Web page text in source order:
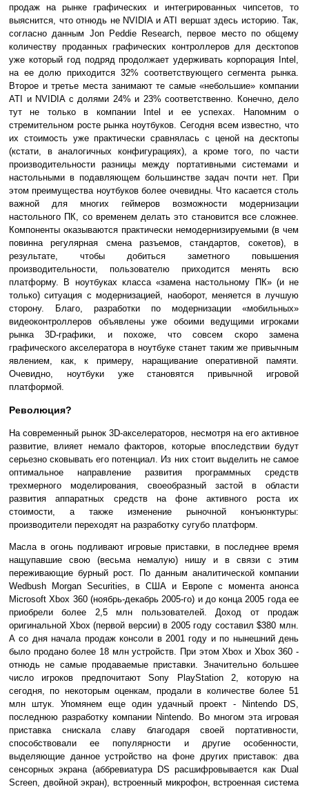
продаж на рынке графических и интегрированных чипсетов, то
выяснится, что отнюдь не NVIDIA и ATI вершат здесь историю. Так,
согласно данным Jon Peddie Research, первое место по общему
количеству проданных графических контроллеров для десктопов
уже который год подряд продолжает удерживать корпорация Intel,
на ее долю приходится 32% соответствующего сегмента рынка.
Второе и третье места занимают те самые «небольшие» компании
ATI и NVIDIA с долями 24% и 23% соответственно. Конечно, дело
тут не только в компании Intel и ее успехах. Напомним о
стремительном росте рынка ноутбуков. Сегодня всем известно, что
их стоимость уже практически сравнялась с ценой на десктопы
(кстати, в аналогичных конфигурациях), а кроме того, по части
производительности разницы между портативными системами и
настольными в подавляющем большинстве задач почти нет. При
этом преимущества ноутбуков более очевидны. Что касается столь
важной для многих геймеров возможности модернизации
настольного ПК, со временем делать это становится все сложнее.
Компоненты оказываются практически немодернизируемыми (в чем
повинна регулярная смена разъемов, стандартов, сокетов), в
результате, чтобы добиться заметного повышения
производительности, пользователю приходится менять всю
платформу. В ноутбуках класса «замена настольному ПК» (и не
только) ситуация с модернизацией, наоборот, меняется в лучшую
сторону. Благо, разработки по модернизации «мобильных»
видеоконтроллеров объявлены уже обоими ведущими игроками
рынка 3D-графики, и похоже, что совсем скоро замена
графического акселератора в ноутбуке станет таким же привычным
явлением, как, к примеру, наращивание оперативной памяти.
Очевидно, ноутбуки уже становятся привычной игровой
платформой.
Революция?
На современный рынок 3D-акселераторов, несмотря на его активное
развитие, влияет немало факторов, которые впоследствии будут
серьезно сковывать его потенциал. Из них стоит выделить не самое
оптимальное направление развития программных средств
трехмерного моделирования, своеобразный застой в области
развития аппаратных средств на фоне активного роста их
стоимости, а также изменение рыночной конъюнктуры:
производители переходят на разработку сугубо платформ.
Масла в огонь подливают игровые приставки, в последнее время
нащупавшие свою (весьма немалую) нишу и в связи с этим
переживающие бурный рост. По данным аналитической компании
Wedbush Morgan Securities, в США и Европе с момента анонса
Microsoft Xbox 360 (ноябрь-декабрь 2005-го) и до конца 2005 года ее
приобрели более 2,5 млн пользователей. Доход от продаж
оригинальной Xbox (первой версии) в 2005 году составил $380 млн.
А со дня начала продаж консоли в 2001 году и по нынешний день
было продано более 18 млн устройств. При этом Xbox и Xbox 360 -
отнюдь не самые продаваемые приставки. Значительно большее
число игроков предпочитают Sony PlayStation 2, которую на
сегодня, по некоторым оценкам, продали в количестве более 51
млн штук. Упомянем еще один удачный проект - Nintendo DS,
последнюю разработку компании Nintendo. Во многом эта игровая
приставка снискала славу благодаря своей портативности,
способствовали ее популярности и другие особенности,
выделяющие данное устройство на фоне других приставок: два
сенсорных экрана (аббревиатура DS расшифровывается как Dual
Screen, двойной экран), встроенный микрофон, встроенная система